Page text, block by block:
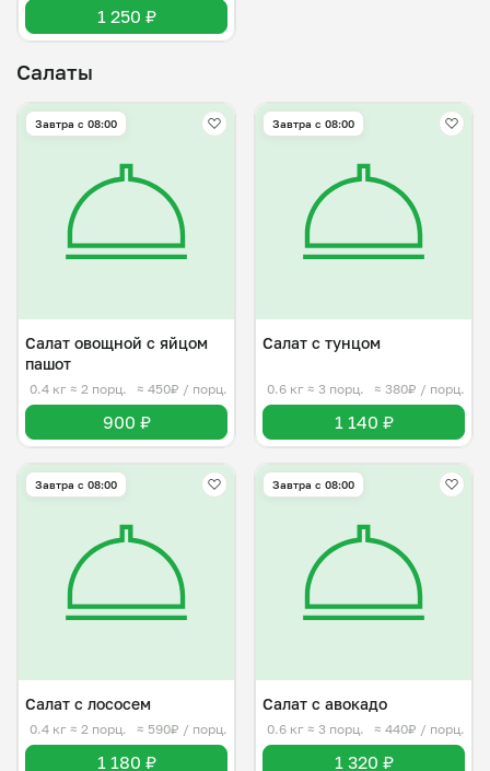
1 250 ₽
Салаты
Завтра c 08:00
Салат овощной с яйцом
пашот
0.4 кг ≈ 2 порц. ≈ 450₽ / порц.
900 ₽
Завтра c 08:00
Салат с тунцом
0.6 кг ≈ 3 порц. ≈ 380₽ / порц.
1 140 ₽
Завтра c 08:00
Салат с лососем
0.4 кг ≈ 2 порц. ≈ 590₽ / порц.
1 180 ₽
Завтра c 08:00
Салат с авокадо
0.6 кг ≈ 3 порц. ≈ 440₽ / порц.
1 320 ₽